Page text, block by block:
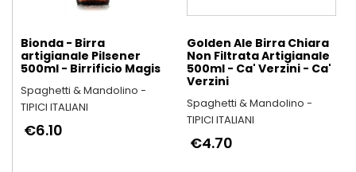
Bionda - Birra
artigianale Pilsener
500ml - Birrificio Magis
Spaghetti & Mandolino -
TIPICI ITALIANI
€6.10
Golden Ale Birra Chiara
Non Filtrata Artigianale
500ml - Ca' Verzini - Ca'
Verzini
Spaghetti & Mandolino -
TIPICI ITALIANI
€4.70